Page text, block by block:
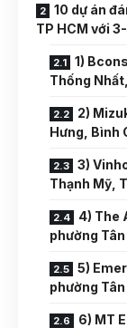
10 dự án
TP HCM với
1)
Thống
2)
Hưng, Bình
3)
Thạnh Mỹ,
4) The
phường
5)
phường
6) MT